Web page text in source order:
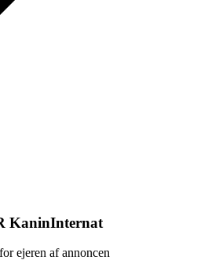
KaninInternat
ejeren af annoncen